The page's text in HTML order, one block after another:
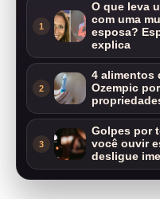
1
O que leva
com uma
esposa?
explica
2
4 alimentos
Ozempic
3
Golpes por
você ouvir
desligue